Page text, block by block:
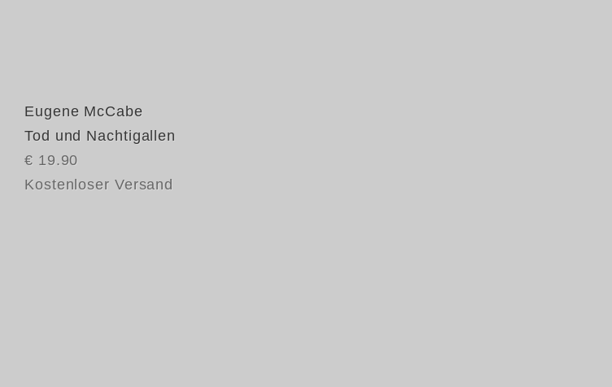
Eugene McCabe
Tod und Nachtigallen
€ 19.90
Kostenloser Versand